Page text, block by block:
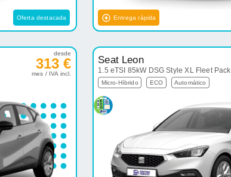
Oferta destacada Entrega rápida
desde
313 €
mes / IVA incl.
Seat Leon
1.5 eTSI 85kW DSG Style XL Fleet Pack
Micro-Híbrido ECO Automático